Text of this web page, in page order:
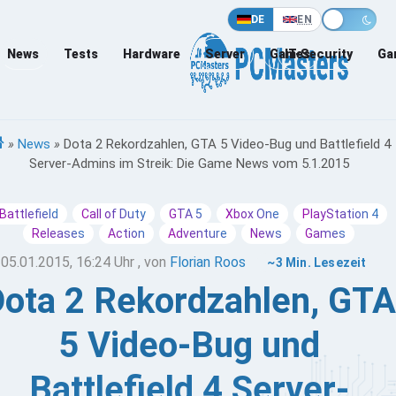
DE EN
News Tests Hardware Server Games
IT-Security
» News » Dota 2 Rekordzahlen, GTA 5 Video-Bug und Battlefield 4
Server-Admins im Streik: Die Game News vom 5.1.2015
Call of Duty GTA 5 Xbox One
PlayStation 4
Releases
Action Adventure News Games
05.01.2015, 16:24 Uhr , von Florian Roos ~3 Min. Lesezeit
2 Rekordzahlen, GTA
5 Video-Bug und